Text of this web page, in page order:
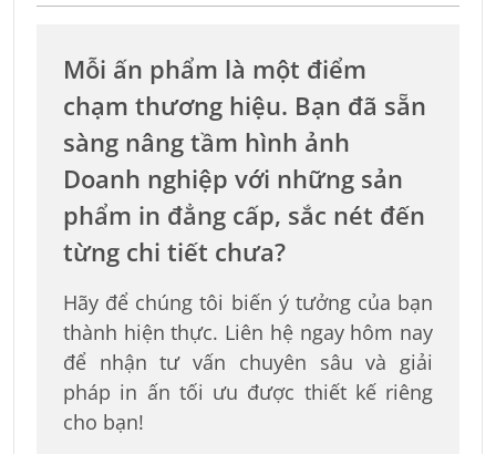
Mỗi ấn phẩm là một điểm
chạm thương hiệu. Bạn đã sẵn
sàng nâng tầm hình ảnh
Doanh nghiệp với những sản
phẩm in đẳng cấp, sắc nét đến
từng chi tiết chưa?
Hãy để chúng tôi biến ý tưởng của bạn
thành hiện thực. Liên hệ ngay hôm nay
để nhận tư vấn chuyên sâu và giải
pháp in ấn tối ưu được thiết kế riêng
cho bạn!